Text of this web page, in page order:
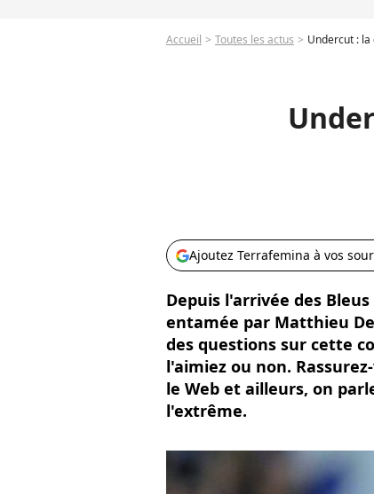
Accueil Toutes les actus Undercut :
Ajoutez Terrafemina à vos
Depuis l'arrivée des
entamée par Matthieu
des questions sur cette
l'aimiez ou non.
le Web et ailleurs, on
l'extrême.